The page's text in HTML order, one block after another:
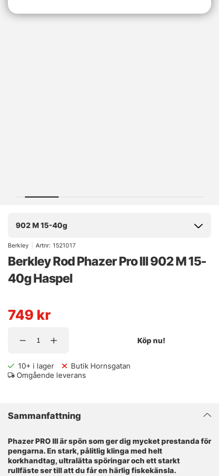
902 M 15-40g
Berkley Artnr: 1521017
Berkley Rod Phazer Pro III 902 M 15-
40g Haspel
749 kr
Köp nu!
10+ i lager
Butik Hornsgatan
Omgående leverans
Sammanfattning
Phazer PRO III är spön som ger dig mycket prestanda för
pengarna. En stark, pålitlig klinga med helt
korkhandtag, ultralätta spöringar och ett starkt
rullfäste ser till att du får en härlig fiskekänsla.